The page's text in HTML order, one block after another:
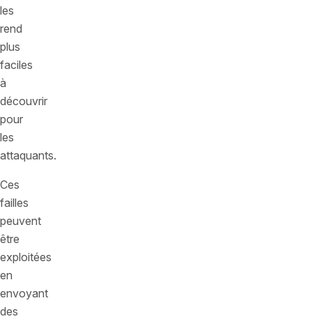
les
rend
plus
faciles
à
découvrir
pour
les
attaquants.
Ces
failles
peuvent
être
exploitées
en
envoyant
des